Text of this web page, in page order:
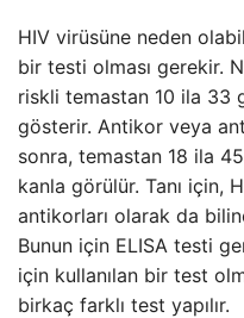
HIV virüsüne neden
bir testi olması gerekir.
riskli temastan 10 ila 33
gösterir. Antikor veya
sonra, temastan 18 ila
kanla görülür. Tanı için,
antikorları olarak da
Bunun için ELISA testi
için kullanılan bir test
birkaç farklı test yapılır.